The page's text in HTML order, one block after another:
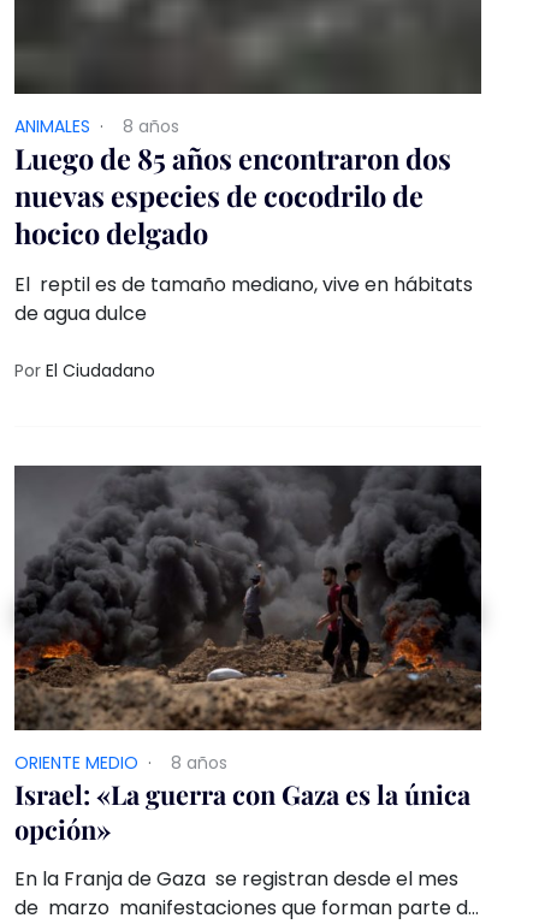
ANIMALES · 8 años
Luego de 85 años encontraron dos
nuevas especies de cocodrilo de
hocico delgado
El reptil es de tamaño mediano, vive en hábitats
de agua dulce
Por El Ciudadano
ORIENTE MEDIO · 8 años
Israel: «La guerra con Gaza es la única
opción»
En la Franja de Gaza se registran desde el mes
de marzo manifestaciones que forman parte de